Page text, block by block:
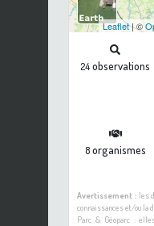
Leaflet| ©
24observations
8organismes
Avertissement :les
connaissances et/ou
Parc & Géoparc :